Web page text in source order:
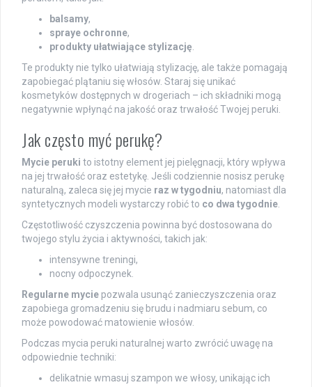
balsamy,
spraye ochronne,
produkty ułatwiające stylizację
Te produkty nie tylko ułatwiają stylizację, ale także pomagają
zapobiegać plątaniu się włosów. Staraj się unikać
kosmetyków dostępnych w drogeriach – ich składniki mogą
negatywnie wpłynąć na jakość oraz trwałość Twojej peruki.
Jak często myć perukę?
Mycie peruki to istotny element jej pielęgnacji, który wpływa
na jej trwałość oraz estetykę. Jeśli codziennie nosisz perukę
naturalną, zaleca się jej mycie raz w tygodniu, natomiast dla
syntetycznych modeli wystarczy robić to co dwa tygodnie
Częstotliwość czyszczenia powinna być dostosowana do
twojego stylu życia i aktywności, takich jak:
intensywne treningi,
nocny odpoczynek.
Regularne mycie pozwala usunąć zanieczyszczenia oraz
zapobiega gromadzeniu się brudu i nadmiaru sebum, co
może powodować matowienie włosów.
Podczas mycia peruki naturalnej warto zwrócić uwagę na
odpowiednie techniki:
delikatnie wmasuj szampon we włosy, unikając ich